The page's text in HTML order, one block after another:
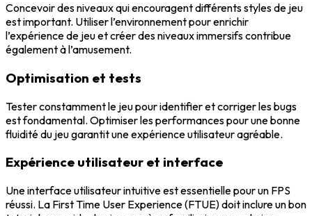
Concevoir des niveaux qui encouragent différents styles de jeu
est important. Utiliser l’environnement pour enrichir
l’expérience de jeu et créer des niveaux immersifs contribue
également à l’amusement.
Optimisation et tests
Tester constamment le jeu pour identifier et corriger les bugs
est fondamental. Optimiser les performances pour une bonne
fluidité du jeu garantit une expérience utilisateur agréable.
Expérience utilisateur et interface
Une interface utilisateur intuitive est essentielle pour un FPS
réussi. La First Time User Experience (FTUE) doit inclure un bon